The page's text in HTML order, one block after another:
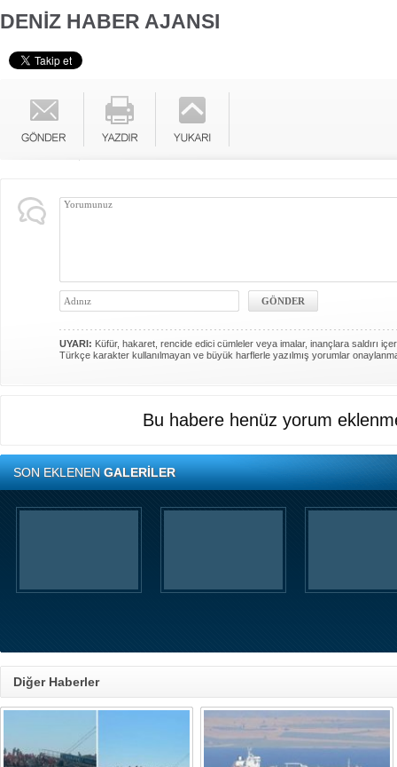
DENİZ HABER AJANSI
UYARI: Küfür, hakaret, rencide edici cümleler veya imalar, inançlara saldırı
Türkçe karakter kullanılmayan ve büyük harflerle yazılmış yorumlar
Bu habere henüz yorum
SON EKLENENGALERİLER
Diğer Haberler